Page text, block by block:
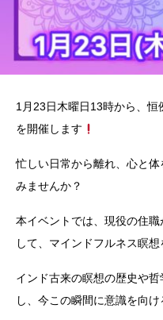
1月23日木曜日13時から、恒
を開催します
忙しい日常から離れ、心と
みませんか？
本イベントでは、現役の住
して、マインドフルネス瞑想
インド古来の瞑想の歴史や
し、今この瞬間に意識を向